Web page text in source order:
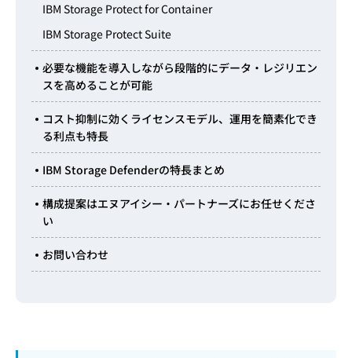
IBM Storage Protect for Container
IBM Storage Protect Suite
必要な機能を導入しながら段階的にデータ・レジリエン
スを高めることが可能
コスト抑制に効くライセンスモデル、運用を簡素化でき
る利点も特長
IBM Storage Defenderの特長まとめ
構成提案はエヌアイシー・パートナーズにお任せくださ
い
お問い合わせ